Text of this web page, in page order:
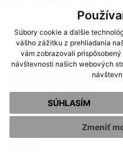
Súbory cookie a ďalšie
vášho zážitku z prehliadania
vám zobrazovali
návštevnosti našich webových
SÚHLASÍM
Zmeniť
Pozvánka - Modlitba
19 júna, 2026